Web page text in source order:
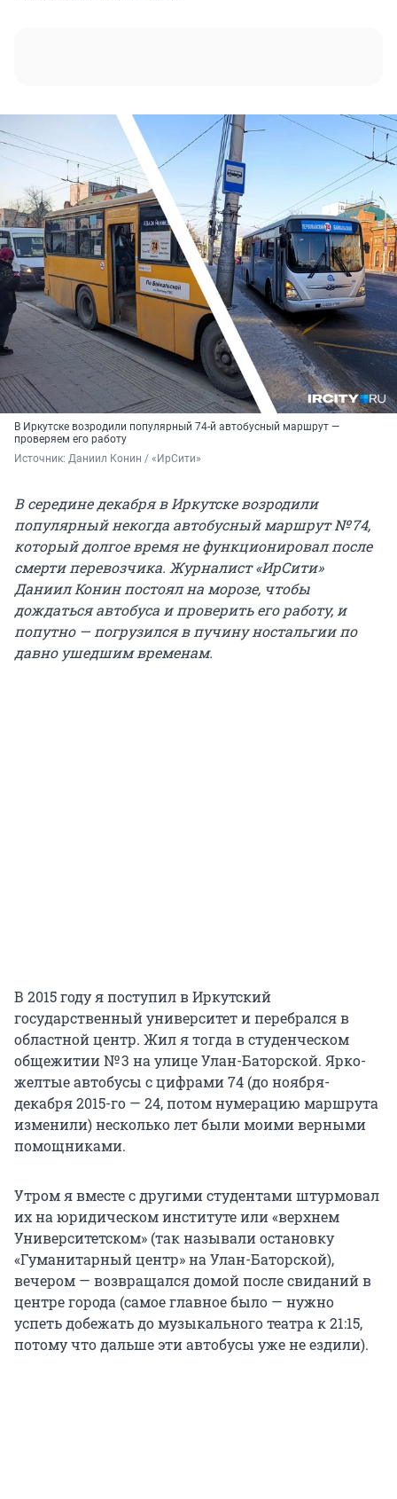
В Иркутске возродили популярный 74-й автобусный маршрут —
проверяем его работу
Источник: Даниил Конин / «ИрСити»
В середине декабря в Иркутске возродили
популярный некогда автобусный маршрут № 74,
который долгое время не функционировал после
смерти перевозчика. Журналист «ИрСити»
Даниил Конин постоял на морозе, чтобы
дождаться автобуса и проверить его работу, и
попутно — погрузился в пучину ностальгии по
давно ушедшим временам.
В 2015 году я поступил в Иркутский
государственный университет и перебрался в
областной центр. Жил я тогда в студенческом
общежитии № 3 на улице Улан-Баторской. Ярко-
желтые автобусы с цифрами 74 (до ноября-
декабря 2015-го — 24, потом нумерацию маршрута
изменили) несколько лет были моими верными
помощниками.
Утром я вместе с другими студентами штурмовал
их на юридическом институте или «верхнем
Университетском» (так называли остановку
«Гуманитарный центр» на Улан-Баторской),
вечером — возвращался домой после свиданий в
центре города (самое главное было — нужно
успеть добежать до музыкального театра к 21:15,
потому что дальше эти автобусы уже не ездили).